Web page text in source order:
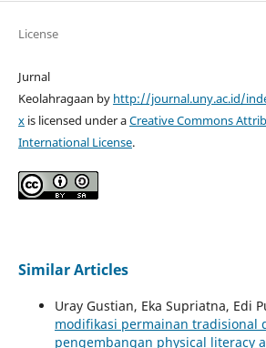
License
Jurnal
Keolahragaan by http://journal.uny.ac.id/
xis licensed under aCreative Commons
International License.
Similar Articles
Uray Gustian, Eka Supriatna, Edi
modifikasi permainan tradisional
pengembangan physical literacy